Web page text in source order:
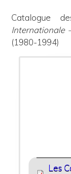
Catalogue
Internationale
(1980-1994)
Les